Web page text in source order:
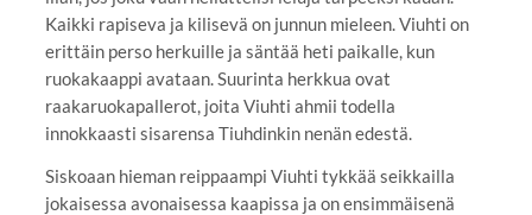
Kaikki rapiseva ja kilisevä on junnun mieleen. Viuhti on
erittäin perso herkuille ja säntää heti paikalle, kun
ruokakaappi avataan. Suurinta herkkua ovat
raakaruokapallerot, joita Viuhti ahmii todella
innokkaasti sisarensa Tiuhdinkin nenän edestä.
Siskoaan hieman reippaampi Viuhti tykkää seikkailla
jokaisessa avonaisessa kaapissa ja on ensimmäisenä